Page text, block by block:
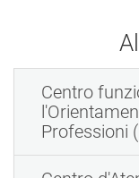
Centro
Professioni